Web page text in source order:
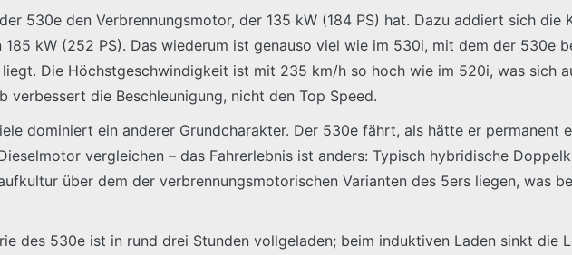
530e den Verbrennungsmotor, der 135 kW (184 PS) hat. Dazu addiert sich
kW (252 PS). Das wiederum ist genauso viel wie im 530i, mit dem der 530e
Die Höchstgeschwindigkeit ist mit 235 km/h so hoch wie im 520i, was sich
verbessert die Beschleunigung, nicht den Top Speed.
dominiert ein anderer Grundcharakter. Der 530e fährt, als hätte er permanent
vergleichen – das Fahrerlebnis ist anders: Typisch hybridische
über dem der verbrennungsmotorischen Varianten des 5ers liegen, was
des 530e ist in rund drei Stunden vollgeladen; beim induktiven Laden sinkt die